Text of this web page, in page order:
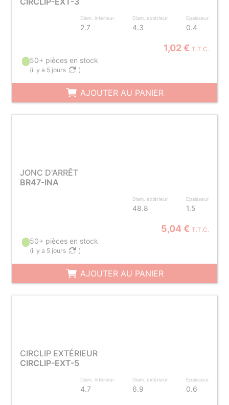
Diam. intérieur
2.7
Diam. extérieur
4.3
Epaisseur
0.4
1,02 € T.T.C.
50+ pièces en stock
(il y a 5 jours )
AJOUTER AU PANIER
JONC D'ARRÊT
BR47-INA
Diam. extérieur
48.8
Epaisseur
1.5
5,04 € T.T.C.
50+ pièces en stock
(il y a 5 jours )
AJOUTER AU PANIER
CIRCLIP EXTÉRIEUR
CIRCLIP-EXT-5
Diam. intérieur
4.7
Diam. extérieur
6.9
Epaisseur
0.6